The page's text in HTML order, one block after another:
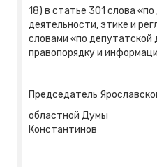
18) в статье 301 слова
деятельности, этике и
словами «по депутатской
правопорядку и
Председатель
Константинов